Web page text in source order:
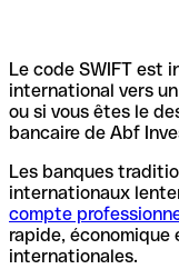
Le code SWIFT est
international vers
ou si vous êtes le
bancaire de Abf
Les banques
internationaux
compte
rapide,
internationales.